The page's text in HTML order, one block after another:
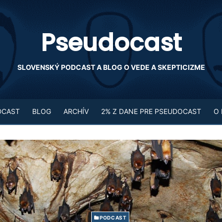
Pseudocast
SLOVENSKÝ PODCAST A BLOG O VEDE A SKEPTICIZME
BLOG ARCHÍV 2% Z DANE PRE PSEUDOCAST O
PODCAST